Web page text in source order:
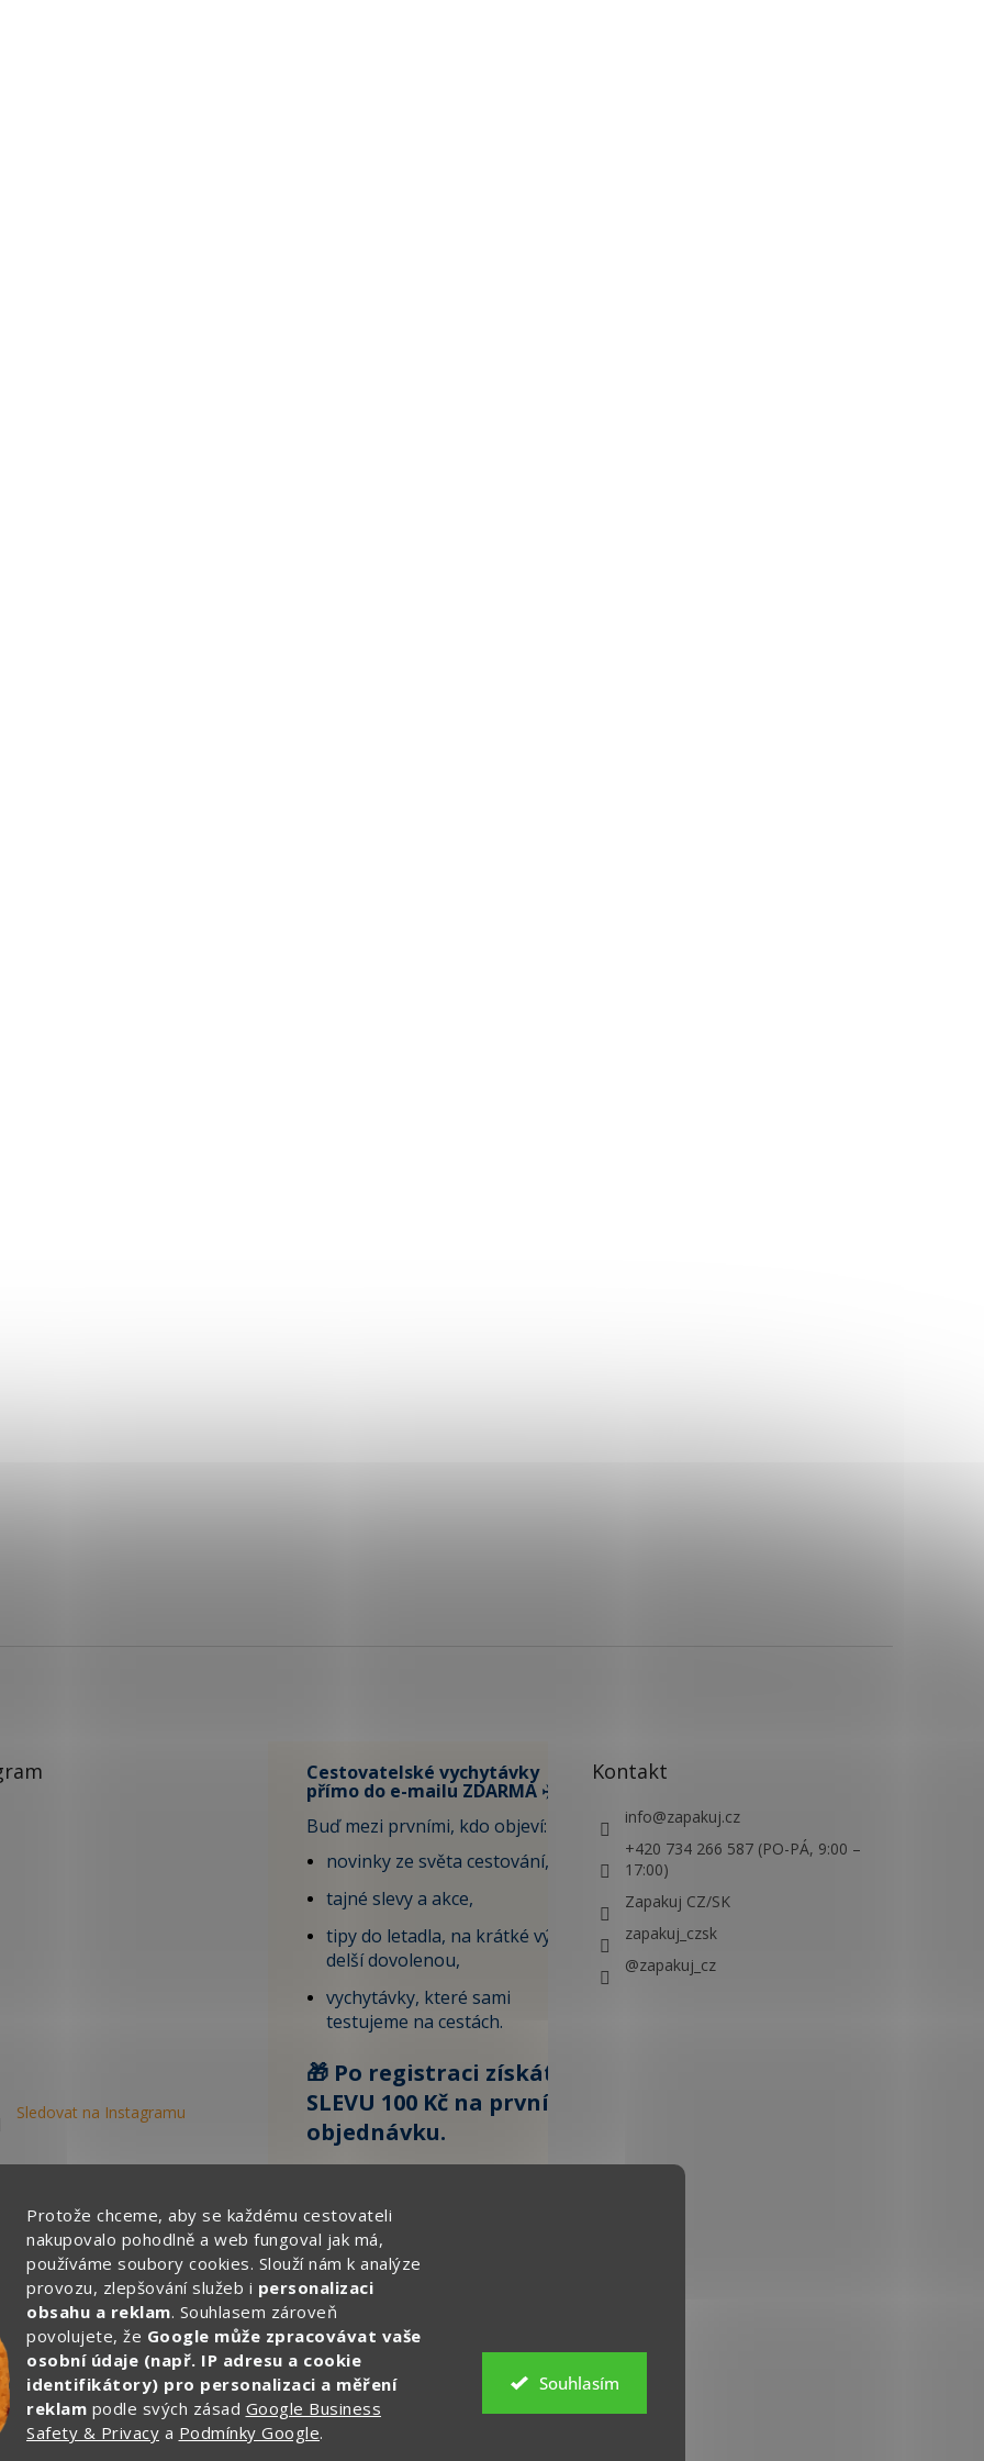
Protože chceme, aby se každému cestovateli
nakupovalo pohodlně a web fungoval jak má,
používáme soubory cookies. Slouží nám k analýze
provozu, zlepšování služeb i personalizaci
obsahu a reklam. Souhlasem zároveň
povolujete, že Google může zpracovávat vaše
osobní údaje (např. IP adresu a cookie
identifikátory) pro personalizaci a měření
reklam podle svých zásad Google Business
Safety & Privacy a Podmínky Google.
Souhlasím
Sledovat na Instagramu
Cestovatelské vychytávky
přímo do e-mailu ZDARMA ✈️
Buď mezi prvními, kdo objeví:
novinky ze světa cestování,
tajné slevy a akce,
tipy do letadla, na krátké výlety i
delší dovolenou,
vychytávky, které sami
testujeme na cestách.
🎁 Po registraci získáte
SLEVU 100 Kč na první
objednávku.
CHCI ZÍSKAT SLEVU 100 KČ »
Kontakt
info@zapakuj.cz
+420 734 266 587 (PO-PÁ, 9:00 –
17:00)
Zapakuj CZ/SK
zapakuj_czsk
@zapakuj_cz